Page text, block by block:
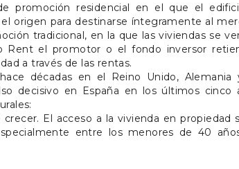
promoción residencial en el que el
origen para destinarse íntegramente al
tradicional, en la que las viviendas se
Rent el promotor o el fondo inversor
a través de las rentas.
décadas en el Reino Unido, Alemania
decisivo en España en los últimos cinco
El acceso a la vivienda en propiedad
entre los menores de 40